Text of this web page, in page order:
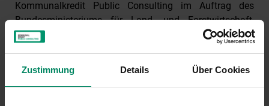
Zustimmung Details Über Cookies
Kommunalkredit Public Consulting im Auftrag des
Bundesministeriums für Land- und Forstwirtschaft,
Klima- und Umweltschutz, Regionen und